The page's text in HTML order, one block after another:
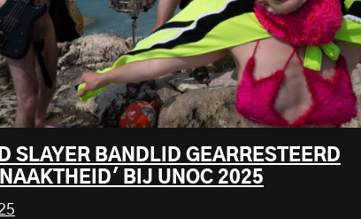
SLAYER BANDLID GEARRESTEERD
BIJ UNOC 2025